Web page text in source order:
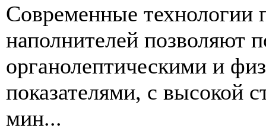
Современные технологии
наполнителей позволяют
органолептическими и
показателями, с высокой
мин...